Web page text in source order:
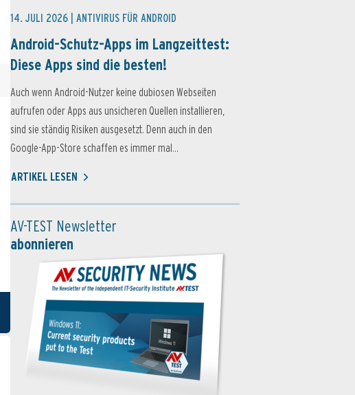
14. JULI 2026 | ANTIVIRUS FÜR ANDROID
Android-Schutz-Apps im Langzeittest:
Diese Apps sind die besten!
Auch wenn Android-Nutzer keine dubiosen Webseiten
aufrufen oder Apps aus unsicheren Quellen installieren,
sind sie ständig Risiken ausgesetzt. Denn auch in den
Google-App-Store schaffen es immer mal...
ARTIKEL LESEN
AV-TEST Newsletter
abonnieren